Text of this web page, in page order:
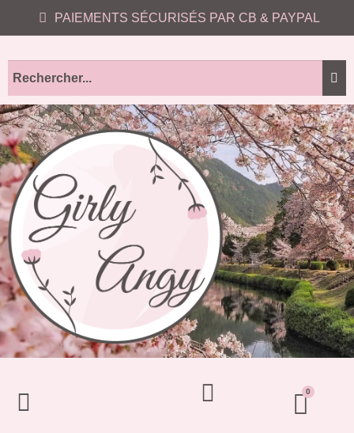
PAIEMENTS SÉCURISÉS PAR CB & PAYPAL